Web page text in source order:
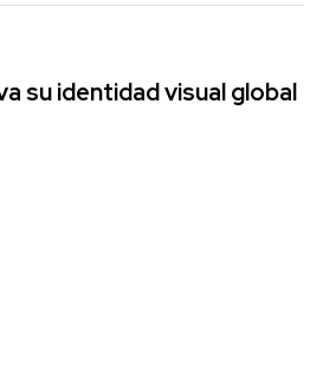
su identidad visual global